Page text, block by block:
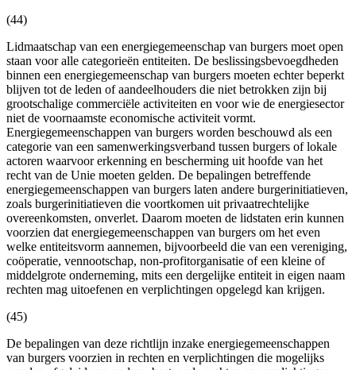
(44)
Lidmaatschap van een energiegemeenschap van burgers moet open
staan voor alle categorieën entiteiten. De beslissingsbevoegdheden
binnen een energiegemeenschap van burgers moeten echter beperkt
blijven tot de leden of aandeelhouders die niet betrokken zijn bij
grootschalige commerciële activiteiten en voor wie de energiesector
niet de voornaamste economische activiteit vormt.
Energiegemeenschappen van burgers worden beschouwd als een
categorie van een samenwerkingsverband tussen burgers of lokale
actoren waarvoor erkenning en bescherming uit hoofde van het
recht van de Unie moeten gelden. De bepalingen betreffende
energiegemeenschappen van burgers laten andere burgerinitiatieven,
zoals burgerinitiatieven die voortkomen uit privaatrechtelijke
overeenkomsten, onverlet. Daarom moeten de lidstaten erin kunnen
voorzien dat energiegemeenschappen van burgers om het even
welke entiteitsvorm aannemen, bijvoorbeeld die van een vereniging,
coöperatie, vennootschap, non-profitorganisatie of een kleine of
middelgrote onderneming, mits een dergelijke entiteit in eigen naam
rechten mag uitoefenen en verplichtingen opgelegd kan krijgen.
(45)
De bepalingen van deze richtlijn inzake energiegemeenschappen
van burgers voorzien in rechten en verplichtingen die mogelijks